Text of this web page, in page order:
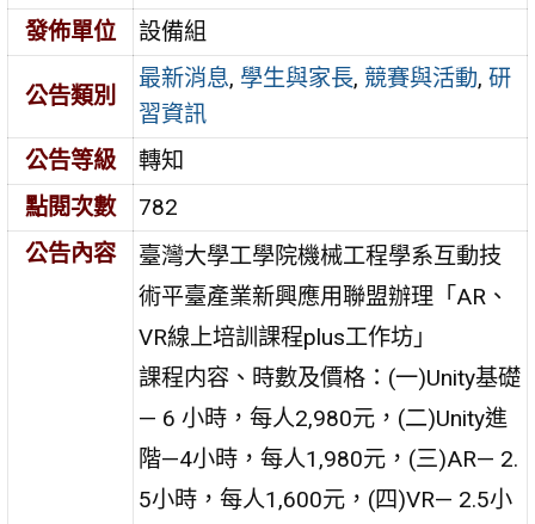
發佈單位
設備組
公告類別
最新消息, 學生與家長, 競賽與活動,研
習資訊
公告等級
轉知
點閱次數
782
公告內容
臺灣大學工學院機械工程學系互動技
術平臺產業新興應用聯盟辦理「AR、
VR線上培訓課程plus工作坊」
課程内容、時數及價格：(一)Unity基礎
— 6 小時，每人2,980元，(二)Unity進
階—4小時，每人1,980元，(三)AR— 2.
5小時，每人1,600元，(四)VR— 2.5小